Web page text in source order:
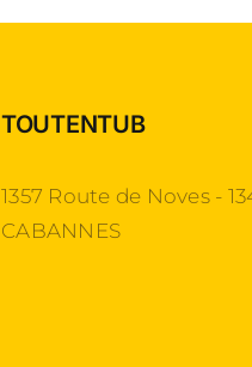
TOUTENTUB
1357 Route de Noves -
CABANNES